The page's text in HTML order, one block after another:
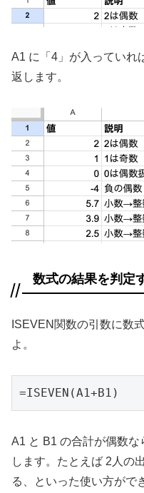
A1 に「4」が入っていれ
返します。
数式の結果を判定
ISEVEN関数の引数に数
よ。
=ISEVEN(A1+B1)
A1 と B1 の合計が偶数
します。たとえば 2人の
る、といった使い方がで